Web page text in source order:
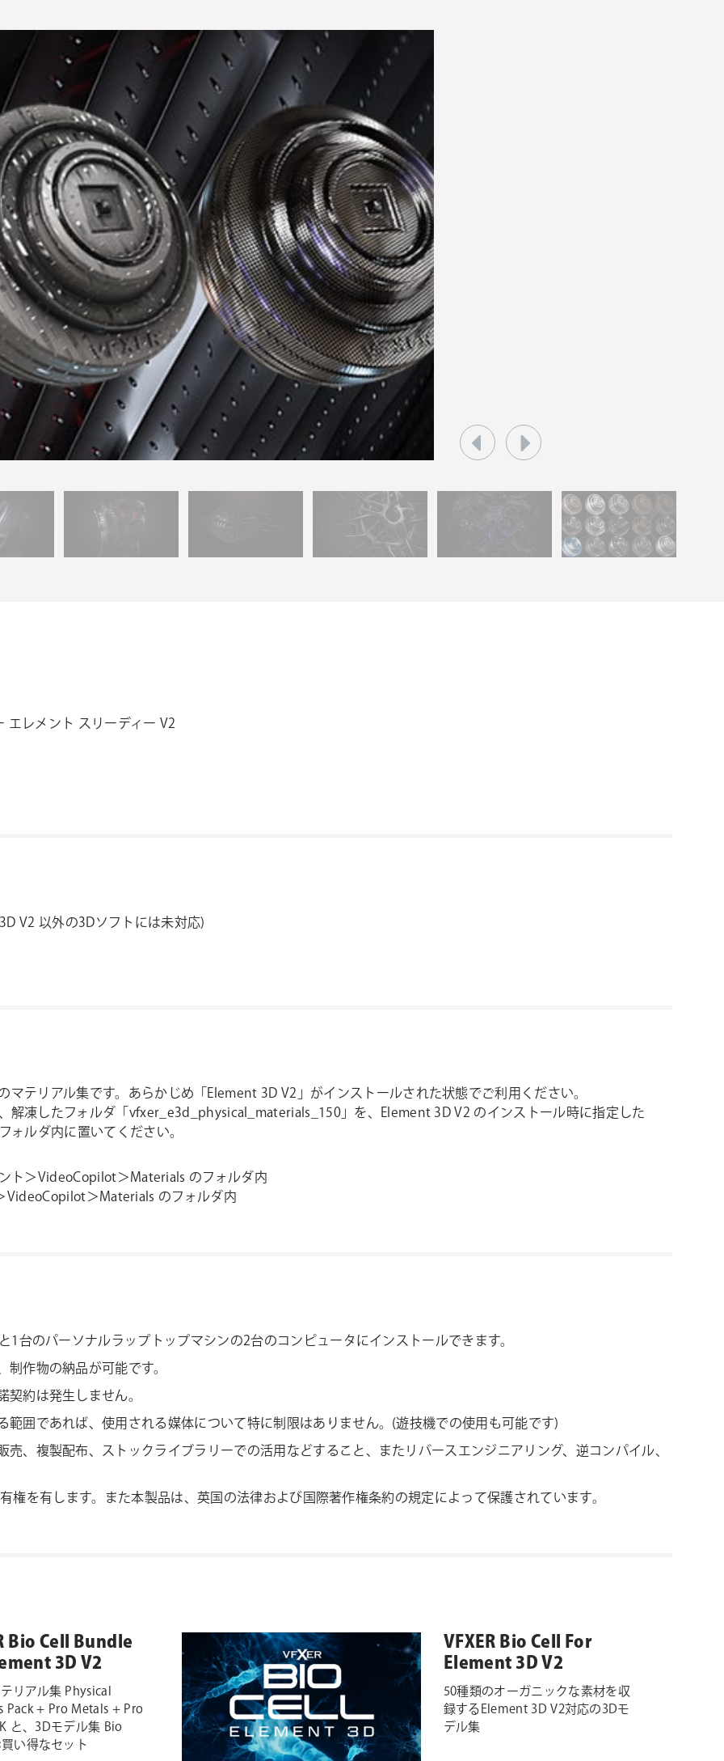
エレメント スリーディー V2
V2 以外の3Dソフトには未対応)
テリアル集です。あらかじめ「Element 3D V2」がインストールされた状態でご利用ください。
解凍したフォルダ「vfxer_e3d_physical_materials_150」を、Element 3D V2 のインストール時に指定した
ルダ内に置いてください。
ト＞VideoCopilot＞Materials のフォルダ内
＞Materials のフォルダ内
台のパーソナルラップトップマシンの2台のコンピュータにインストールできます。
作物の納品が可能です。
約は発生しません。
囲であれば、使用される媒体について特に制限はありません。(遊技機での使用も可能です)
、複製配布、ストックライブラリーでの活用などすること、またリバースエンジニアリング、逆コンパイル、
権を有します。また本製品は、英国の法律および国際著作権条約の規定によって保護されています。
Bio Cell Bundle
3D V2
リアル集 Physical
Pack + Pro Metals + Pro
と、3Dモデル集 Bio
い得なセット
VFXER Bio Cell For
Element 3D V2
50種類のオーガニックな素材を収
録するElement 3D V2対応の3Dモ
デル集